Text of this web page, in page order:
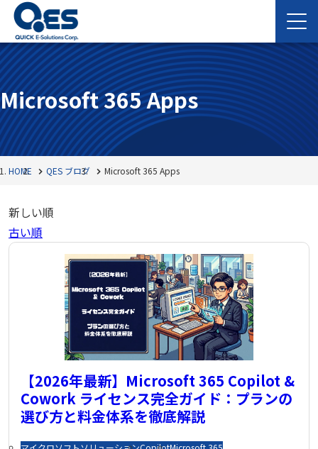
Microsoft 365 Apps
HOME QES ブログ Microsoft 365 Apps
新しい順
古い順
【2026年最新】Microsoft 365 Copilot &
Cowork ライセンス完全ガイド：プランの
選び方と料金体系を徹底解説